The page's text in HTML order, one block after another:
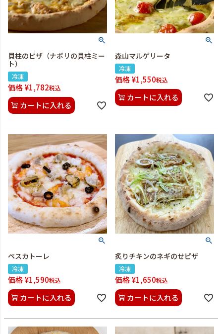
貝柱のピザ（ナポリの貝柱ミー
ト）
冷凍
価格¥1,782税込
カートに入れる
森山マルゲリータ
冷凍
価格¥1,550税込
カートに入れる
ペスカトーレ
冷凍
価格¥1,590税込
カートに入れる
炙りチキンのネギのせピザ
冷凍
価格¥1,650税込
カートに入れる